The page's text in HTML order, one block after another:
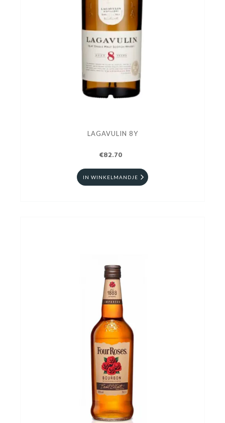
LAGAVULIN 8Y
€82.70
IN WINKELMANDJE